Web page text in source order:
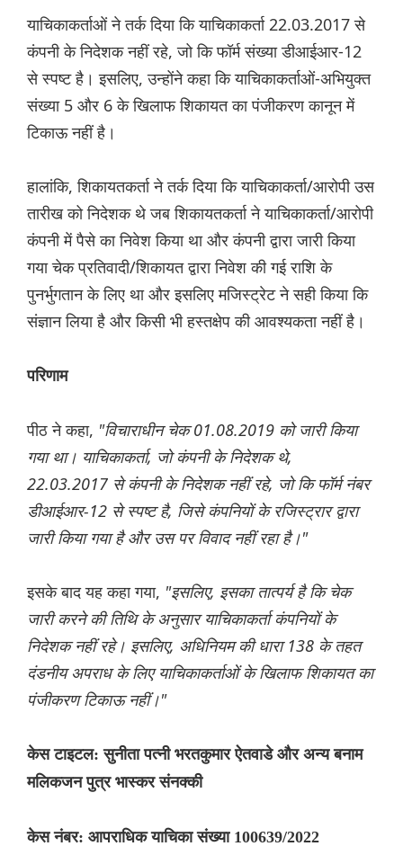
याचिकाकर्ताओं ने तर्क दिया कि याचिकाकर्ता 22.03.2017 से
कंपनी के निदेशक नहीं रहे, जो कि फॉर्म संख्या डीआईआर-12
से स्पष्ट है। इसलिए, उन्होंने कहा कि याचिकाकर्ताओं-अभियुक्त
संख्या 5 और 6 के खिलाफ शिकायत का पंजीकरण कानून में
टिकाऊ नहीं है।
हालांकि, शिकायतकर्ता ने तर्क दिया कि याचिकाकर्ता/आरोपी उस
तारीख को निदेशक थे जब शिकायतकर्ता ने याचिकाकर्ता/आरोपी
कंपनी में पैसे का निवेश किया था और कंपनी द्वारा जारी किया
गया चेक प्रतिवादी/शिकायत द्वारा निवेश की गई राशि के
पुनर्भुगतान के लिए था और इसलिए मजिस्ट्रेट ने सही किया कि
संज्ञान लिया है और किसी भी हस्तक्षेप की आवश्यकता नहीं है।
परिणाम
पीठ ने कहा, "विचाराधीन चेक 01.08.2019 को जारी किया
गया था। याचिकाकर्ता, जो कंपनी के निदेशक थे,
22.03.2017 से कंपनी के निदेशक नहीं रहे, जो कि फॉर्म नंबर
डीआईआर-12 से स्पष्ट है, जिसे कंपनियों के रजिस्ट्रार द्वारा
जारी किया गया है और उस पर विवाद नहीं रहा है।"
इसके बाद यह कहा गया, "इसलिए, इसका तात्पर्य है कि चेक
जारी करने की तिथि के अनुसार याचिकाकर्ता कंपनियों के
निदेशक नहीं रहे। इसलिए, अधिनियम की धारा 138 के तहत
दंडनीय अपराध के लिए याचिकाकर्ताओं के खिलाफ शिकायत का
पंजीकरण टिकाऊ नहीं।"
केस टाइटल: सुनीता पत्नी भरतकुमार ऐतवाडे और अन्य बनाम
मलिकजन पुत्र भास्कर संनक्की
केस नंबर: आपराधिक याचिका संख्या 100639/2022